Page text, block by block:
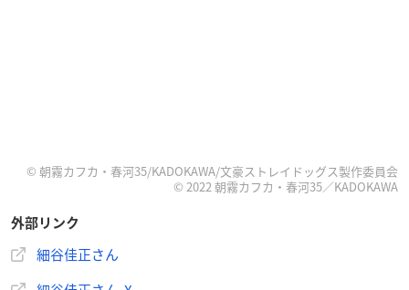
© 朝霧カフカ・春河35/KADOKAWA/文豪ストレイドッグス製作委員会
© 2022 朝霧カフカ・春河35／KADOKAWA
外部リンク
細谷佳正さん